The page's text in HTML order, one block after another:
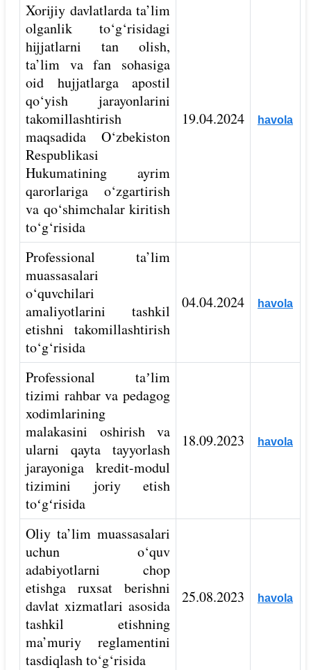
Xorijiy davlatlarda ta’lim
olganlik to‘g‘risidagi
hijjatlarni tan olish,
ta’lim va fan sohasiga
oid hujjatlarga apostil
qo‘yish jarayonlarini
takomillashtirish
maqsadida O‘zbekiston
Respublikasi
Hukumatining ayrim
qarorlariga o‘zgartirish
va qo‘shimchalar kiritish
to‘g‘risida
19.04.2024 havola
Professional ta’lim
muassasalari
o‘quvchilari
amaliyotlarini tashkil
etishni takomillashtirish
to‘g‘risida
04.04.2024 havola
Professional taʼlim
tizimi rahbar va pedagog
xodimlarining
malakasini oshirish va
ularni qayta tayyorlash
jarayoniga kredit-modul
tizimini joriy etish
toʻgʻrisida
18.09.2023 havola
Oliy ta’lim muassasalari
uchun o‘quv
adabiyotlarni chop
etishga ruxsat berishni
davlat xizmatlari asosida
tashkil etishning
ma’muriy reglamentini
tasdiqlash to‘g‘risida
25.08.2023 havola